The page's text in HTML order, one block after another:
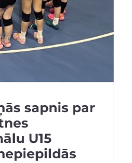
sapnis par
U15